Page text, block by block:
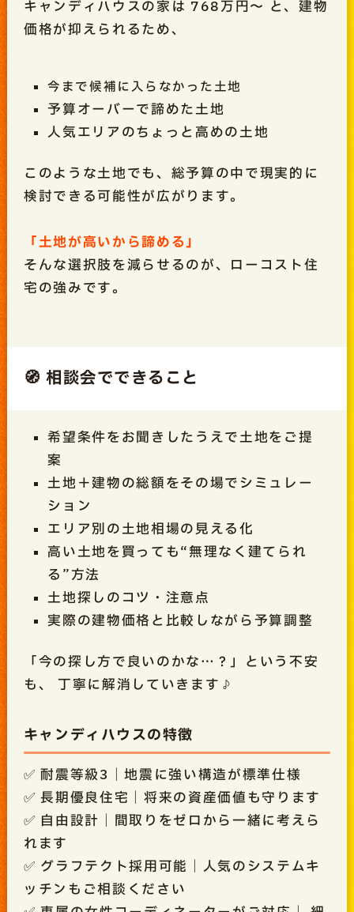
キャンディハウスの家は 768万円〜 と、建物
価格が抑えられるため、
今まで候補に入らなかった土地
予算オーバーで諦めた土地
人気エリアのちょっと高めの土地
このような土地でも、総予算の中で現実的に
検討できる可能性が広がります。
「土地が高いから諦める」
そんな選択肢を減らせるのが、ローコスト住
宅の強みです。
🧭 相談会でできること
希望条件をお聞きしたうえで土地をご提
案
土地＋建物の総額をその場でシミュレー
ション
エリア別の土地相場の見える化
高い土地を買っても“無理なく建てられ
る”方法
土地探しのコツ・注意点
実際の建物価格と比較しながら予算調整
「今の探し方で良いのかな…？」という不安
も、 丁寧に解消していきます♪
キャンディハウスの特徴
✅ 耐震等級3｜地震に強い構造が標準仕様
✅ 長期優良住宅｜将来の資産価値も守ります
✅ 自由設計｜間取りをゼロから一緒に考えら
れます
✅ グラフテクト採用可能｜人気のシステムキ
ッチンもご相談ください